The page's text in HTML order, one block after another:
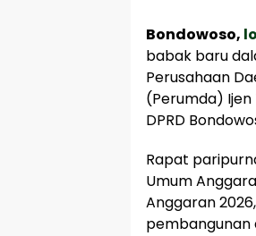
Bondowoso,
babak baru
Perusahaan
(Perumda)
DPRD
Rapat
Umum
Anggaran
pembangunan